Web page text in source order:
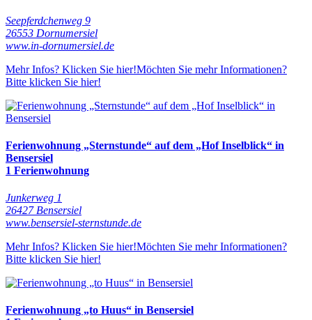
Seepferdchenweg 9
26553 Dornumersiel
www.in-dornumersiel.de
Mehr Infos? Klicken Sie hier!Möchten Sie mehr Informationen?
Bitte klicken Sie hier!
Ferienwohnung „Sternstunde“ auf dem „Hof Inselblick“ in
Bensersiel
1 Ferienwohnung
Junkerweg 1
26427 Bensersiel
www.bensersiel-sternstunde.de
Mehr Infos? Klicken Sie hier!Möchten Sie mehr Informationen?
Bitte klicken Sie hier!
Ferienwohnung „to Huus“ in Bensersiel